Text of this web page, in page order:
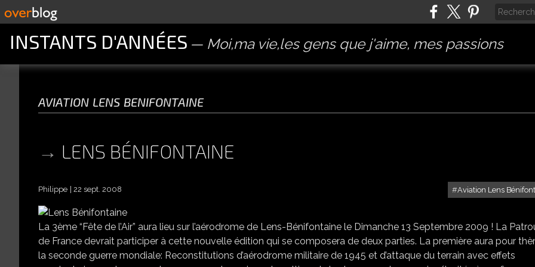
INSTANTS D'ANNÉES Moi,ma vie,les gens que j'aime, mes passions
aviation lens benifontaine
LENS BÉNIFONTAINE
Aviation Lens
Philippe 22 sept. 2008 LENS BÉNIFONTAINE
La 3ème “Fête de l’Air” aura lieu sur l’aérodrome de Lens-Bénifontaine le Dimanche 13 Septembre 2009 ! La
de France devrait participer à cette nouvelle édition qui se composera de deux parties. La première aura pour
la seconde guerre mondiale: Reconstitutions d’aérodrome militaire de 1945 et d’attaque du terrain avec effets